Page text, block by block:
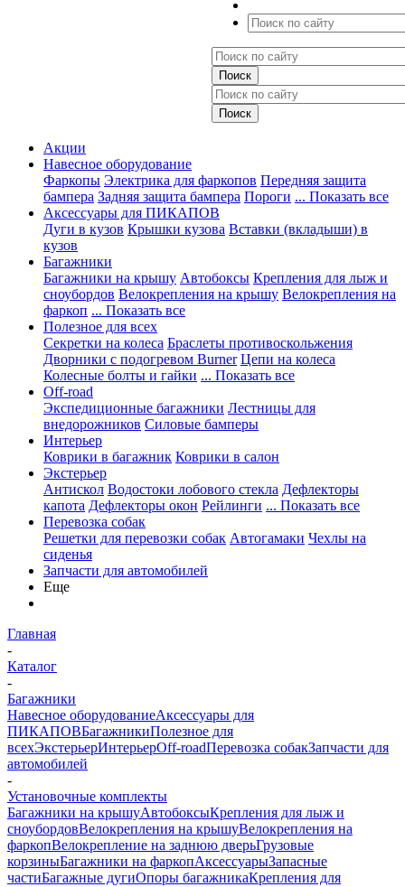
Акции
Навесное оборудование
Фаркопы Электрика для фаркопов Передняя защита
бампера Задняя защита бампера Пороги ... Показать все
Аксессуары для ПИКАПОВ
Дуги в кузов Крышки кузова Вставки (вкладыши) в
кузов
Багажники
Багажники на крышу Автобоксы Крепления для лыж и
сноубордов Велокрепления на крышу Велокрепления на
фаркоп ... Показать все
Полезное для всех
Секретки на колеса Браслеты противоскольжения
Дворники с подогревом Burner Цепи на колеса
Колесные болты и гайки ... Показать все
Off-road
Экспедиционные багажники Лестницы для
внедорожников Силовые бамперы
Интерьер
Коврики в багажник Коврики в салон
Экстерьер
Антискол Водостоки лобового стекла Дефлекторы
капота Дефлекторы окон Рейлинги ... Показать все
Перевозка собак
Решетки для перевозки собак Автогамаки Чехлы на
сиденья
Запчасти для автомобилей
Еще
Главная
-
Каталог
-
Багажники
Навесное оборудованиеАксессуары для
ПИКАПОВБагажникиПолезное для
всехЭкстерьерИнтерьерOff-roadПеревозка собакЗапчасти для
автомобилей
-
Установочные комплекты
Багажники на крышуАвтобоксыКрепления для лыж и
сноубордовВелокрепления на крышуВелокрепления на
фаркопВелокрепление на заднюю дверьГрузовые
корзиныБагажники на фаркопАксессуарыЗапасные
частиБагажные дугиОпоры багажникаКрепления для